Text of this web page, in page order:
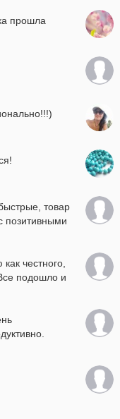
прошла
товар
позитивными
честного,
подошло и